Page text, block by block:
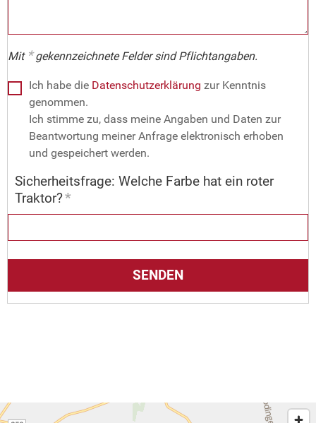
Mit *gekennzeichnete Felder sind Pflichtangaben.
Ich habe die Datenschutzerklärung zur Kenntnis
genommen.
Ich stimme zu, dass meine Angaben und Daten zur
Beantwortung meiner Anfrage elektronisch erhoben
und gespeichert werden.
Sicherheitsfrage: Welche Farbe hat ein roter
Traktor?*
SENDEN